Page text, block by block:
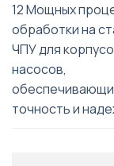
12 Мощных
обработки на
ЧПУ для
насосов,
точность и